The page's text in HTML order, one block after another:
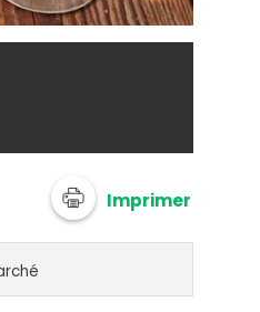
Imprimer